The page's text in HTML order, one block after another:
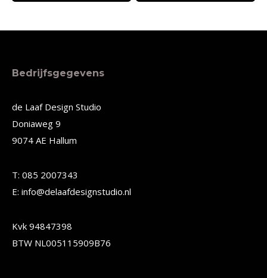
€5,24
product
meerdere
Deze
optie
kan
worden
de
productpagina
product
Bedrijfsgegevens
de Laaf Design Studio
Doniaweg 9
9074 AE Hallum
T: 085 2007343
E: info@delaafdesignstudio.nl
Kvk 94847398
BTW NL005115909B76